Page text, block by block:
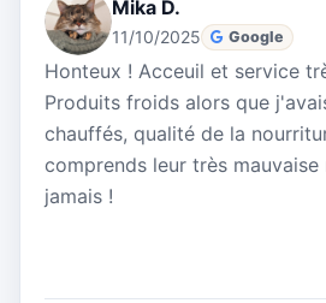
Mika D.
11/10/2025 Google
Honteux ! Acceuil et service
Produits froids alors que
chauffés, qualité de la
comprends leur très mauvaise
jamais !